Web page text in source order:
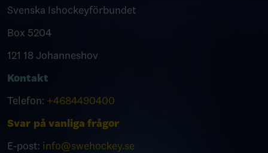
Svenska Ishockeyförbundet
Box 5204
121 18 Johanneshov
Kontakt
Telefon: +4684490400
Svar på vanliga frågor
E-post: info@swehockey.se